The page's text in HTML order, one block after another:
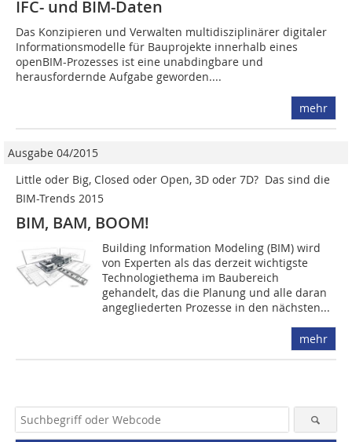
IFC- und BIM-Daten
Das Konzipieren und Verwalten multidisziplinärer digitaler
Informationsmodelle für Bauprojekte innerhalb eines
openBIM-Prozesses ist eine unabdingbare und
herausfordernde Aufgabe geworden....
mehr
Ausgabe 04/2015
Little oder Big, Closed oder Open, 3D oder 7D?  Das sind die
BIM-Trends 2015
BIM, BAM, BOOM!
Building Information Modeling (BIM) wird
von Experten als das derzeit wichtigste
Technologiethema im Baubereich
gehandelt, das die Planung und alle daran
angegliederten Prozesse in den nächsten...
mehr